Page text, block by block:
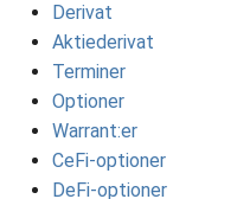
Derivat
Aktiederivat
Terminer
Optioner
Warrant:er
CeFi-optioner
DeFi-optioner